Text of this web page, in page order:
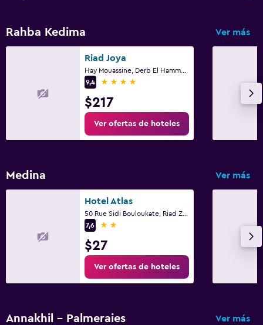
Rahba Kedima Ver más
Riad Joya
9,4
4 estrellas
$217
Ver ofertas de hoteles
Medina Ver más
Hotel Atlas
7,6
2 estrellas
$27
Ver ofertas de hoteles
Annakhil - Palmeraies Ver más